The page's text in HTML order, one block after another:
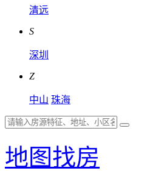
清远
S
深圳
Z
中山 珠海
地图找房